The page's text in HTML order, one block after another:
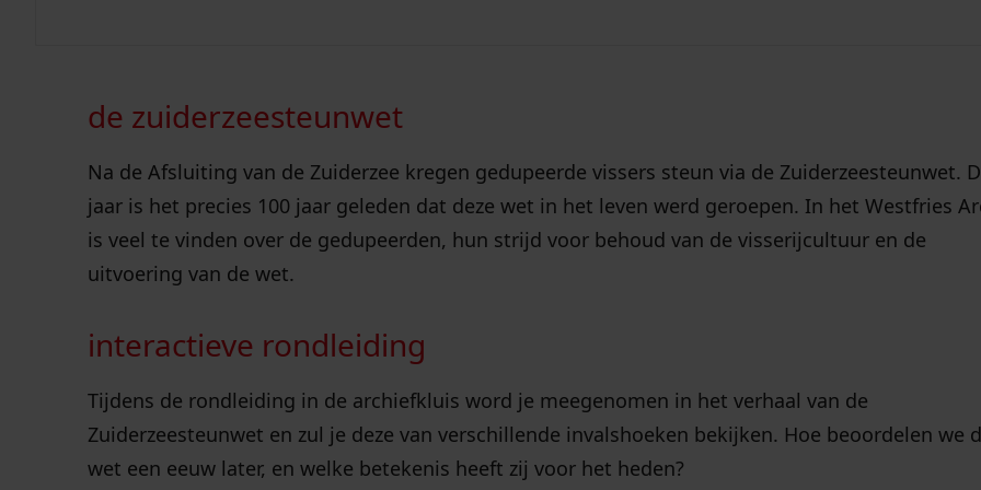
de zuiderzeesteunwet
Na de Afsluiting van de Zuiderzee kregen gedupeerde vissers steun via de Zuiderzeesteunwet.
jaar is het precies 100 jaar geleden dat deze wet in het leven werd geroepen. In het Westfries
is veel te vinden over de gedupeerden, hun strijd voor behoud van de visserijcultuur en de
uitvoering van de wet.
interactieve rondleiding
Tijdens de rondleiding in de archiefkluis word je meegenomen in het verhaal van de
Zuiderzeesteunwet en zul je deze van verschillende invalshoeken bekijken. Hoe beoordelen we
wet een eeuw later, en welke betekenis heeft zij voor het heden?